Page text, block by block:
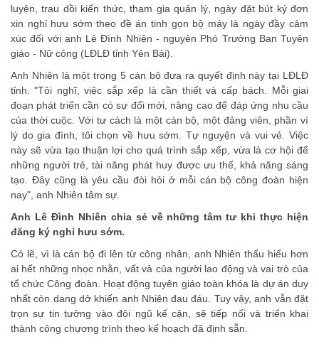
luyện, trau dồi kiến thức, tham gia quản lý, ngày đặt bút ký đơn
xin nghỉ hưu sớm theo đề án tinh gọn bộ máy là ngày đầy cảm
xúc đối với anh Lê Đình Nhiên - nguyên Phó Trưởng Ban Tuyên
giáo - Nữ công (LĐLĐ tỉnh Yên Bái).
Anh Nhiên là một trong 5 cán bộ đưa ra quyết định này tại LĐLĐ
tỉnh. "Tôi nghĩ, việc sắp xếp là cần thiết và cấp bách. Mỗi giai
đoạn phát triển cần có sự đổi mới, nâng cao để đáp ứng nhu cầu
của thời cuộc. Với tư cách là một cán bộ, một đảng viên, phần vì
lý do gia đình, tôi chọn về hưu sớm. Tự nguyện và vui vẻ. Việc
này sẽ vừa tạo thuận lợi cho quá trình sắp xếp, vừa là cơ hội để
những người trẻ, tài năng phát huy được ưu thế, khả năng sáng
tạo. Đây cũng là yêu cầu đòi hỏi ở mỗi cán bộ công đoàn hiện
nay", anh Nhiên tâm sự.
Anh Lê Đình Nhiên chia sẻ về những tâm tư khi thực hiện
đăng ký nghỉ hưu sớm.
Có lẽ, vì là cán bộ đi lên từ công nhân, anh Nhiên thấu hiểu hơn
ai hết những nhọc nhằn, vất vả của người lao động và vai trò của
tổ chức Công đoàn. Hoạt động tuyên giáo toàn khóa là dự án duy
nhất còn dang dở khiến anh Nhiên đau đáu. Tuy vậy, anh vẫn đặt
trọn sự tin tưởng vào đội ngũ kế cận, sẽ tiếp nối và triển khai
thành công chương trình theo kế hoạch đã định sẵn.